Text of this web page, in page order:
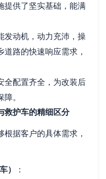
提供了坚实基础，能满
发动机，动力充沛，操
路的快速响应需求，
全配置齐全，为改装后
。
救护车的精细区分
据客户的具体需求，
）
：